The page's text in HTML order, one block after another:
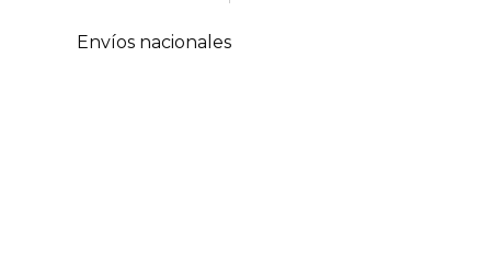
ClásicaEnvíos nacionales